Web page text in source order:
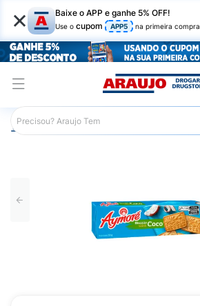
× Baixe o APP e ganhe 5% OFF!
Use o cupom APP5 na primeira compra
Araujo Mercado